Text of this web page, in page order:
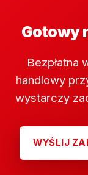
Gotowy
Bezpłatna
handlowy
wystarczy
WYŚLIJ